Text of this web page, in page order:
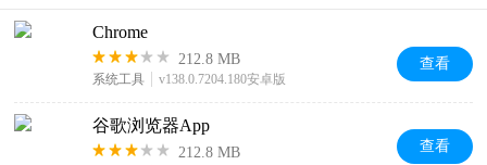
Chrome
212.8 MB
系统工具 v138.0.7204.180安卓版
查看
谷歌浏览器App
212.8 MB 查看